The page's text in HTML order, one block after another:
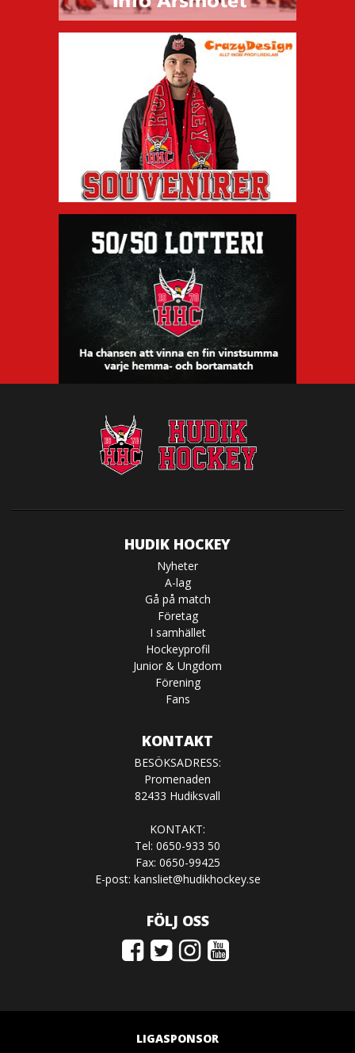
HUDIK HOCKEY
Nyheter
A-lag
Gå på match
Företag
I samhället
Hockeyprofil
Junior & Ungdom
Förening
Fans
KONTAKT
BESÖKSADRESS:
Promenaden
82433 Hudiksvall
KONTAKT:
Tel: 0650-933 50
Fax: 0650-99425
E-post: kansliet@hudikhockey.se
FÖLJ OSS
LIGASPONSOR